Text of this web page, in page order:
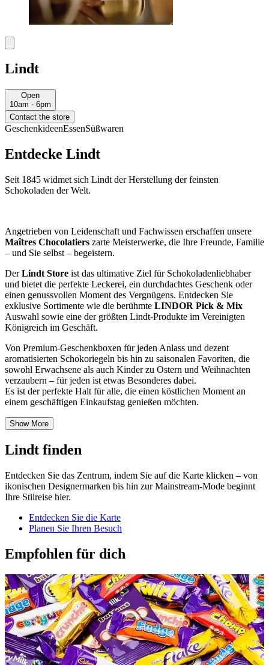
Lindt
Open
10am - 6pm
Contact the store
GeschenkideenEssenSüßwaren
Entdecke Lindt
Seit 1845 widmet sich Lindt der Herstellung der feinsten
Schokoladen der Welt.
Angetrieben von Leidenschaft und Fachwissen erschaffen unsere
Maîtres Chocolatiers zarte Meisterwerke, die Ihre Freunde, Familie
– und Sie selbst – begeistern.
DerLindt Store ist das ultimative Ziel für Schokoladenliebhaber
und bietet die perfekte Leckerei, ein durchdachtes Geschenk oder
einen genussvollen Moment des Vergnügens. Entdecken Sie
exklusive Sortimente wie die berühmte LINDOR Pick & Mix
Auswahl sowie eine der größten Lindt-Produkte im Vereinigten
Königreich im Geschäft.
Von Premium-Geschenkboxen für jeden Anlass und dezent
aromatisierten Schokoriegeln bis hin zu saisonalen Favoriten, die
sowohl Erwachsene als auch Kinder zu Ostern und Weihnachten
verzaubern – für jeden ist etwas Besonderes dabei.
Es ist der perfekte Halt für alle, die einen köstlichen Moment an
einem geschäftigen Einkaufstag genießen möchten.
Show More
Lindt finden
Entdecken Sie das Zentrum, indem Sie auf die Karte klicken – von
ikonischen Designermarken bis hin zur Mainstream-Mode beginnt
Ihre Stilreise hier.
Entdecken Sie die Karte
Planen Sie Ihren Besuch
Empfohlen für dich